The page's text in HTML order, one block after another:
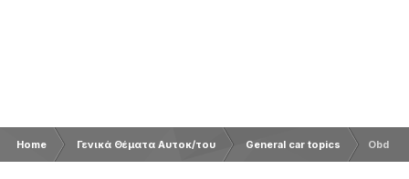
Home Γενικά Θέματα Αυτοκ/του General car topics Obd